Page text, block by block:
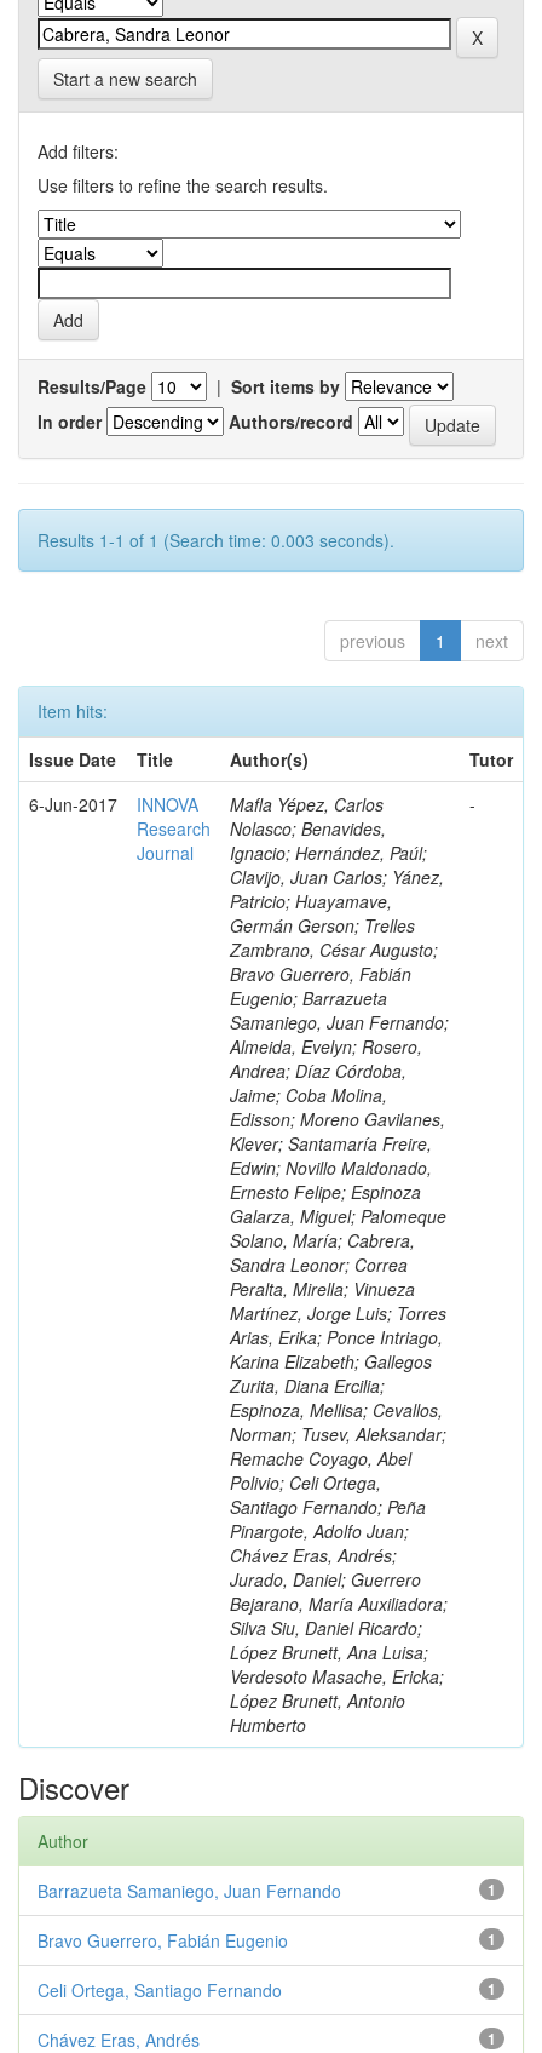
Start a new search
Add filters:
Use filters to refine the search results.
Results/Page | Sort items by
In order
Authors/record
Results 1-1 of 1 (Search time: 0.003 seconds).
previous 1 next
Item hits:
Issue Date
Title Author(s)
Tutor
6-Jun-2017
INNOVA
Research
Journal
Mafla Yépez, Carlos
Nolasco; Benavides,
Ignacio; Hernández, Paúl;
Clavijo, Juan Carlos; Yánez,
Patricio; Huayamave,
Germán Gerson; Trelles
Zambrano, César Augusto;
Bravo Guerrero, Fabián
Eugenio; Barrazueta
Samaniego, Juan Fernando;
Almeida, Evelyn; Rosero,
Andrea; Díaz Córdoba,
Jaime; Coba Molina,
Edisson; Moreno Gavilanes,
Klever; Santamaría Freire,
Edwin; Novillo Maldonado,
Ernesto Felipe; Espinoza
Galarza, Miguel; Palomeque
Solano, María; Cabrera,
Sandra Leonor; Correa
Peralta, Mirella; Vinueza
Martínez, Jorge Luis; Torres
Arias, Erika; Ponce Intriago,
Karina Elizabeth; Gallegos
Zurita, Diana Ercilia;
Espinoza, Mellisa; Cevallos,
Norman; Tusev, Aleksandar;
Remache Coyago, Abel
Polivio; Celi Ortega,
Santiago Fernando; Peña
Pinargote, Adolfo Juan;
Chávez Eras, Andrés;
Jurado, Daniel; Guerrero
Bejarano, María Auxiliadora;
Silva Siu, Daniel Ricardo;
López Brunett, Ana Luisa;
Verdesoto Masache, Ericka;
López Brunett, Antonio
Humberto
-
Discover
Author
1
Barrazueta Samaniego, Juan Fernando
1
Bravo Guerrero, Fabián Eugenio
1
Celi Ortega, Santiago Fernando
1
Chávez Eras, Andrés